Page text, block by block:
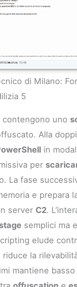
di Milano:
5
contengono uno
Alla
in
per
La fase
e prepara
server C2.
semplici ma
elude
riduce la
mantiene basso